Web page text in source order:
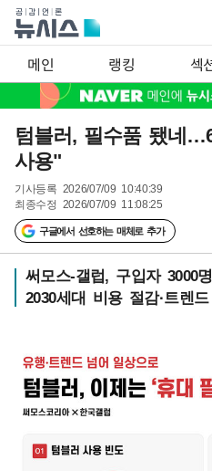
메인 랭킹 섹
텀블러, 필수품 됐네
사용"
기사등록 2026/07/09 10:40:39
최종수정 2026/07/09 11:08:25
구글에서 선호하는 매체로 추가
써모스-갤럽, 구입자 3000
2030세대 비용 절감·트렌